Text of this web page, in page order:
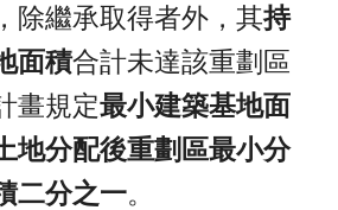
除繼承取得者外，其持
面積合計未達該重劃區
畫規定最小建築基地面
地分配後重劃區最小分
二分之一。